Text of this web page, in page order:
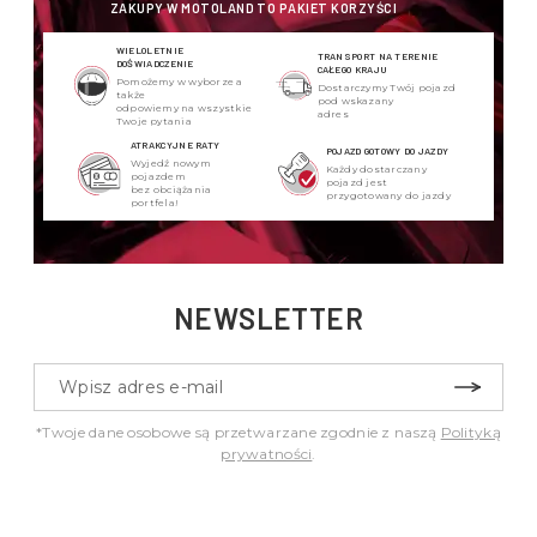
ZAKUPY W MOTOLAND TO PAKIET KORZYŚCI
WIELOLETNIE
DOŚWIADCZENIE
Pomożemy w wyborze a
także
odpowiemy na wszystkie
Twoje pytania
TRANSPORT NA TERENIE
CAŁEGO KRAJU
Dostarczymy Twój pojazd
pod wskazany
adres
ATRAKCYJNE RATY
Wyjedź nowym
pojazdem
bez obciążania
portfela!
POJAZD GOTOWY DO JAZDY
Każdy dostarczany
pojazd jest
przygotowany do jazdy
NEWSLETTER
*Twoje dane osobowe są przetwarzane zgodnie z naszą Polityką
prywatności